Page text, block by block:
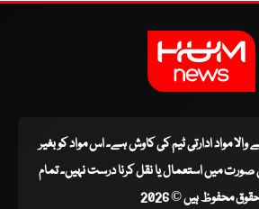
والا مواد ادارتی ٹیم کی کاوش ہے۔ اس مواد کو بغیر
میں استعمال یا نقل کرنا درست نہیں۔ تمام
محفوظ ہیں © 2026